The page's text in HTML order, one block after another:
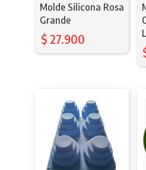
Molde Silicona Rosa
Grande
$ 27.900